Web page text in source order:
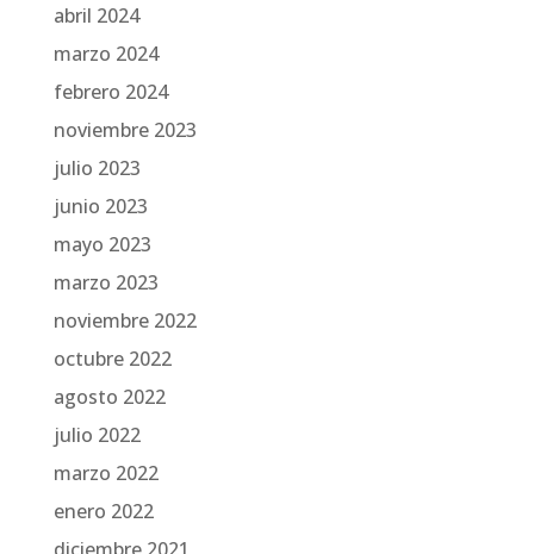
abril 2024
marzo 2024
febrero 2024
noviembre 2023
julio 2023
junio 2023
mayo 2023
marzo 2023
noviembre 2022
octubre 2022
agosto 2022
julio 2022
marzo 2022
enero 2022
diciembre 2021